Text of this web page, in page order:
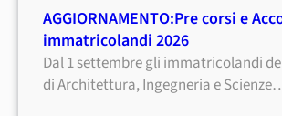
AGGIORNAMENTO:Pre corsi e
immatricolandi 2026
Dal 1 settembre gli immatricolandi
di Architettura, Ingegneria e